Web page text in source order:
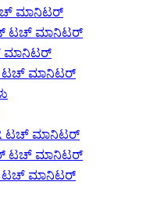
ಮಾನಿಟರ್
ಟಚ್ ಮಾನಿಟರ್
ಮಾನಿಟರ್
ಮಾನಿಟರ್
ಟಚ್ ಮಾನಿಟರ್
ಟಚ್ ಮಾನಿಟರ್
ಟಚ್ ಮಾನಿಟರ್